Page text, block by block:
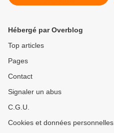
Hébergé par Overblog
Top articles
Pages
Contact
Signaler un abus
C.G.U.
Cookies et données personnelles